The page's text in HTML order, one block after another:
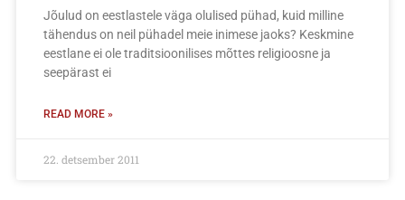
Jõulud on eestlastele väga olulised pühad, kuid milline
tähendus on neil pühadel meie inimese jaoks? Keskmine
eestlane ei ole traditsioonilises mõttes religioosne ja
seepärast ei
READ MORE »
22. detsember 2011